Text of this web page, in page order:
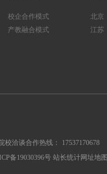
校企合作模式
产教融合模式
北京
江苏
校洽谈合作热线： 17537170678
备19030396号 站长统计网址地图